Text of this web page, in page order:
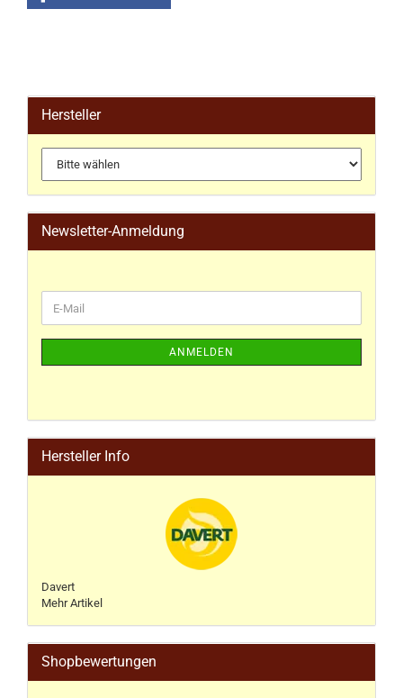
Hersteller
Newsletter-Anmeldung
ANMELDEN
Hersteller Info
Davert
Mehr Artikel
Shopbewertungen